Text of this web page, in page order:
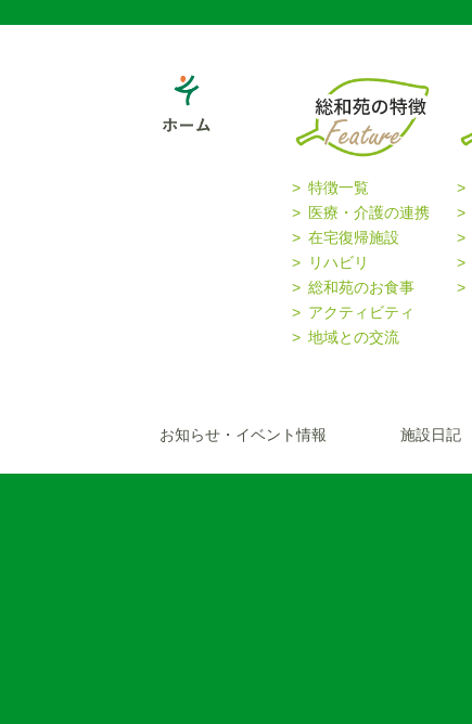
特徴一覧
医療・介護の連携
在宅復帰施設
リハビリ
総和苑のお食事
アクティビティ
地域との交流
お知らせ・イベント情報 施設日記